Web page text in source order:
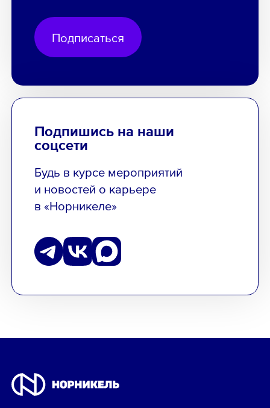
Подписаться
Подпишись на наши
соцсети
Будь в курсе мероприятий
и новостей о карьере
в «Норникеле»